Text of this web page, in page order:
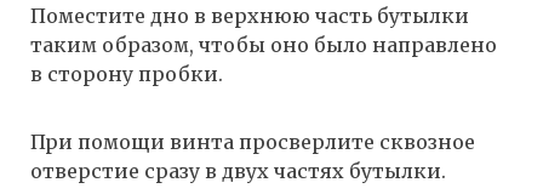
Поместите дно в верхнюю часть бутылки
таким образом, чтобы оно было направлено
в сторону пробки.
При помощи винта просверлите сквозное
отверстие сразу в двух частях бутылки.